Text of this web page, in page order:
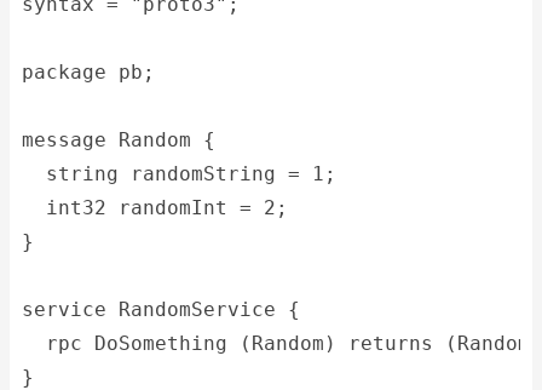
package pb;
message Random {
  string randomString = 1;
  int32 randomInt = 2;
}
service RandomService {
rpc DoSomething (Random) returns
}